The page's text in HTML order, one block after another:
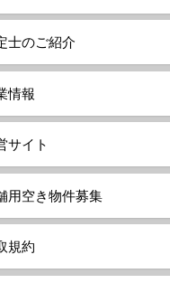
士のご紹介
情報
サイト
用空き物件募集
規約